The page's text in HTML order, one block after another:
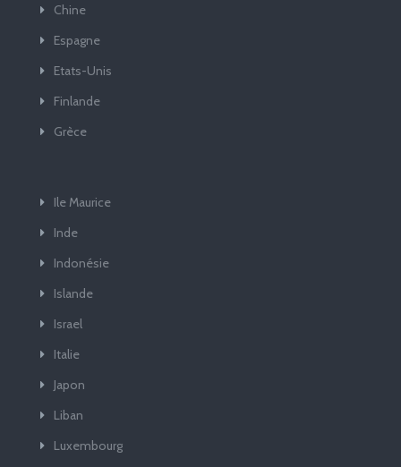
Chine
Espagne
Etats-Unis
Finlande
Grèce
Ile Maurice
Inde
Indonésie
Islande
Israel
Italie
Japon
Liban
Luxembourg